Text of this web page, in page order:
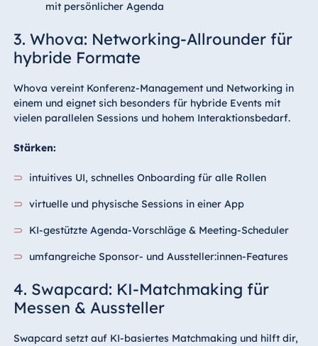
mit persönlicher Agenda
3. Whova: Networking-Allrounder für
hybride Formate
Whova vereint Konferenz-Management und Networking in
einem und eignet sich besonders für hybride Events mit
vielen parallelen Sessions und hohem Interaktionsbedarf.
Stärken:
intuitives UI, schnelles Onboarding für alle Rollen
virtuelle und physische Sessions in einer App
KI-gestützte Agenda-Vorschläge & Meeting-Scheduler
umfangreiche Sponsor- und Aussteller:innen-Features
4. Swapcard: KI-Matchmaking für
Messen & Aussteller
Swapcard setzt auf KI-basiertes Matchmaking und hilft dir,